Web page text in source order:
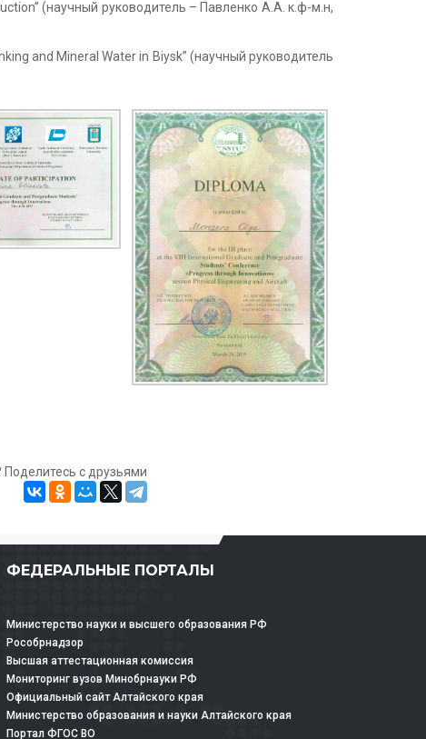
(научный руководитель – Павленко А.А. к.ф-м.н,
and Mineral Water in Biysk” (научный руководитель
Поделитесь с друзьями
ФЕДЕРАЛЬНЫЕ ПОРТАЛЫ
Министерство науки и высшего образования РФ
Рособрнадзор
Высшая аттестационная комиссия
Мониторинг вузов Минобрнауки РФ
Официальный сайт Алтайского края
Министерство образования и науки Алтайского края
Портал ФГОС ВО